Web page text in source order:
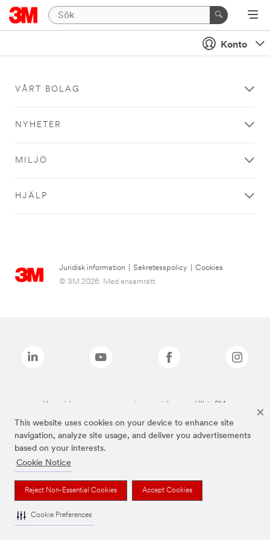
This website uses cookies on your device to enhance site
navigation, analyze site usage, and deliver you advertisements
based on your interests.
Cookie Notice
Reject Non-Essential Cookies Accept Cookies
Cookie Preferences
Konto
VÅRT BOLAG
NYHETER
MILJÖ
HJÄLP
Juridisk information Sekretesspolicy
Cookies
© 3M 2026. Med ensamrätt.
Varumärken som anges ovan är varumärken som tillhör 3M.